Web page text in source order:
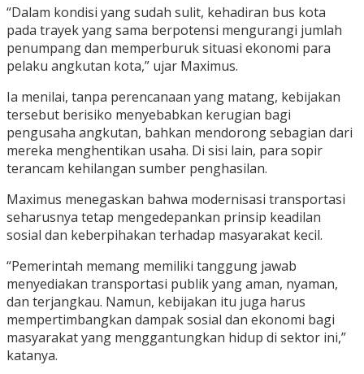
“Dalam kondisi yang sudah sulit, kehadiran bus kota
pada trayek yang sama berpotensi mengurangi jumlah
penumpang dan memperburuk situasi ekonomi para
pelaku angkutan kota,” ujar Maximus.
Ia menilai, tanpa perencanaan yang matang, kebijakan
tersebut berisiko menyebabkan kerugian bagi
pengusaha angkutan, bahkan mendorong sebagian dari
mereka menghentikan usaha. Di sisi lain, para sopir
terancam kehilangan sumber penghasilan.
Maximus menegaskan bahwa modernisasi transportasi
seharusnya tetap mengedepankan prinsip keadilan
sosial dan keberpihakan terhadap masyarakat kecil.
“Pemerintah memang memiliki tanggung jawab
menyediakan transportasi publik yang aman, nyaman,
dan terjangkau. Namun, kebijakan itu juga harus
mempertimbangkan dampak sosial dan ekonomi bagi
masyarakat yang menggantungkan hidup di sektor ini,”
katanya.